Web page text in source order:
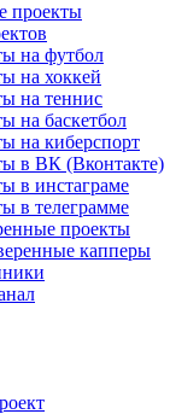
проекты
на футбол
на хоккей
на теннис
на баскетбол
на киберспорт
в ВК (Вконтакте)
в инстаграме
в телеграмме
проекты
капперы